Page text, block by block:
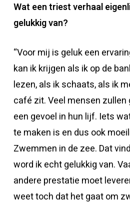
Wat een triest verhaal
gelukkig van?
“Voor mij is geluk een
kan ik krijgen als ik op de
lezen, als ik schaats, als ik
café zit. Veel mensen zullen
een gevoel in hun lijf. Iets
te maken is en dus ook
Zwemmen in de zee. Dat
word ik echt gelukkig van.
andere prestatie moet
weet toch dat het gaat om